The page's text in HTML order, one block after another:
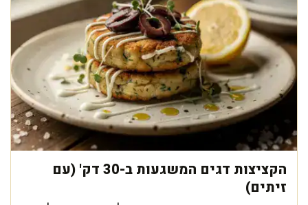
הקציצות דגים המשגעות ב-30 דק' (עם
זיתים)